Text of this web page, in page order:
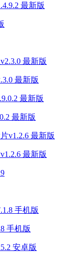
最新版
最新版
最新版
最新版
手机版